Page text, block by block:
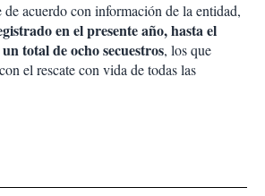
acuerdo con información de la entidad,
en el presente año, hasta el
total de ocho secuestros, los que
el rescate con vida de todas las